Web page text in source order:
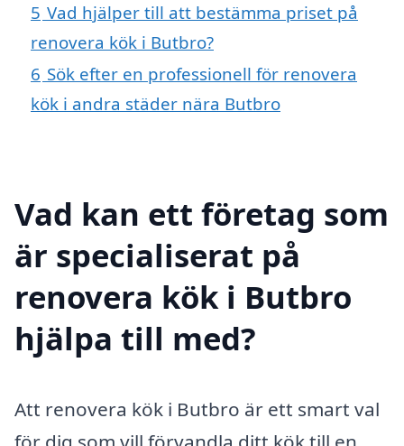
5 Vad hjälper till att bestämma priset på
renovera kök i Butbro?
6 Sök efter en professionell för renovera
kök i andra städer nära Butbro
Vad kan ett företag som
är specialiserat på
renovera kök i Butbro
hjälpa till med?
Att renovera kök i Butbro är ett smart val